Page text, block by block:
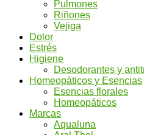
Pulmones
Riñones
Vejiga
Dolor
Estrés
Higiene
Desodorantes y
Homeopáticos y Esencias
Esencias florales
Homeopáticos
Marcas
Aqualuna